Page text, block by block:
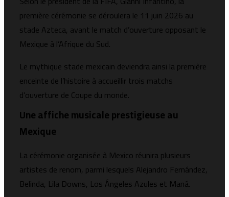
première cérémonie se déroulera le 11 juin 2026 au
stade Azteca, avant le match d’ouverture opposant le
Mexique à l’Afrique du Sud.
Le mythique stade mexicain deviendra ainsi la première
enceinte de l’histoire à accueillir trois matchs
d’ouverture de Coupe du monde.
Une affiche musicale prestigieuse au
Mexique
La cérémonie organisée à Mexico réunira plusieurs
artistes de renom, parmi lesquels Alejandro Fernández,
Belinda, Lila Downs, Los Ángeles Azules et Maná.